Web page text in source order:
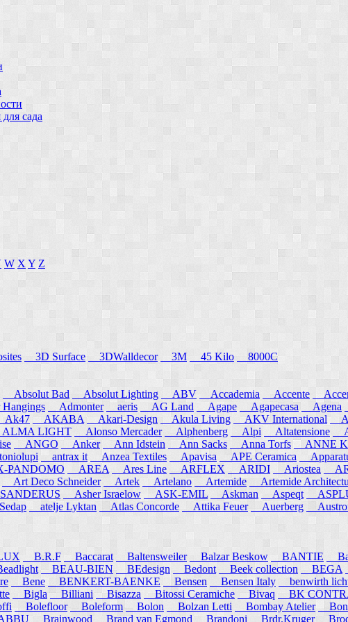
сада
W X Y Z
3D Surface 3DWalldecor 3M 45 Kilo 8000C
Absolut Bad Absolut Lighting ABV Accademia Accente
Admonter aeris AG Land Agape Agapecasa Agena
Ak47 AKABA Akari-Design Akula Living AKV International
LIGHT Alonso Mercader Alphenberg Alpi Altatensione
ANGO Anker Ann Idstein Ann Sacks Anna Torfs ANNE
antrax it Anzea Textiles Apavisa APE Ceramica
PANDOMO AREA Ares Line ARFLEX ARIDI Ariostea
Art Deco Schneider Artek Artelano Artemide Artemide
Asher Israelow ASK-EMIL Askman Aspeqt
atelje Lyktan Atlas Concorde Attika Feuer Auerberg
B.R.F Baccarat Baltensweiler Balzar Beskow BANTIE
BEAU-BIEN BEdesign Bedont Beek collection BEGA
Bene BENKERT-BAENKE Bensen Bensen Italy benwirth
Bigla Billiani Bisazza Bitossi Ceramiche Bivaq BK
Bolefloor Boleform Bolon Bolzan Letti Bombay Atelier
Brainwood Brand van Egmond Brandoni Brdr.Kruger